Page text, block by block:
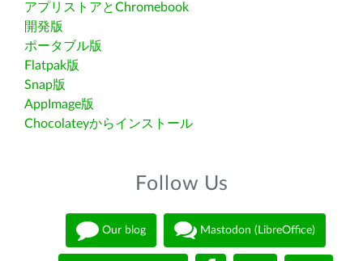
アプリストアとChromebook
開発版
ポータブル版
Flatpak版
Snap版
AppImage版
Chocolateyからインストール
Follow Us
Our blog Mastodon (LibreOffice)